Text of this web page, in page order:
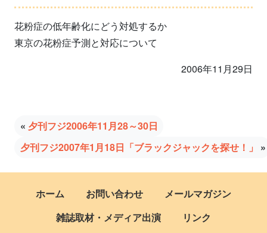
花粉症の低年齢化にどう対処するか
東京の花粉症予測と対応について
2006年11月29日
« 夕刊フジ2006年11月28～30日
夕刊フジ2007年1月18日「ブラックジャックを探せ！」
»
ホーム お問い合わせ
メールマガジン
雑誌取材・メディア出演
リンク